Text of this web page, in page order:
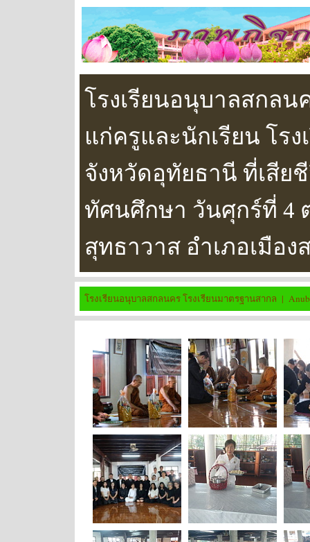
โรงเรียนอนุบาลสกล
แก่ครูและนักเรียน โร
จังหวัดอุทัยธานี ที่เสีย
ทัศนศึกษา วันศุกร์ที่ 4
สุทธาวาส อำเภอเมือง
โรงเรียนอนุบาลสกลนคร โรงเรียนมาตรฐานสากล |